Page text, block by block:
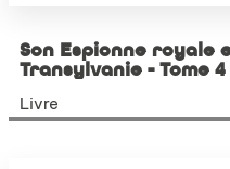
Son Espionne royale
Transylvanie - Tome 4
Livre